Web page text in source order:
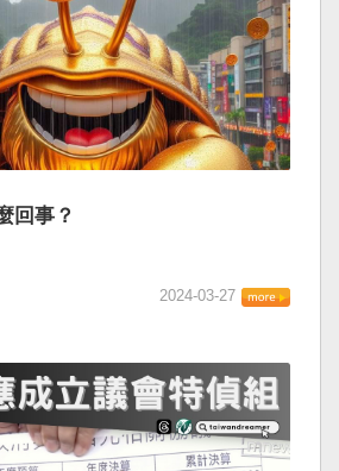
回事？
2024-03-27